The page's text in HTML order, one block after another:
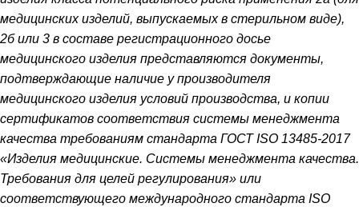
медицинских изделий, выпускаемых в стерильном виде),
2б или 3 в составе регистрационного досье
медицинского изделия представляются документы,
подтверждающие наличие у производителя
медицинского изделия условий производства, и копии
сертификатов соответствия системы менеджмента
качества требованиям стандарта ГОСТ ISO 13485-2017
«Изделия медицинские. Системы менеджмента качества.
Требования для целей регулирования» или
соответствующего международного стандарта ISO